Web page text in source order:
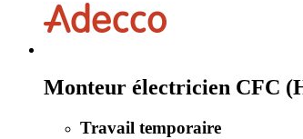
Monteur électricien CFC
Travail temporaire